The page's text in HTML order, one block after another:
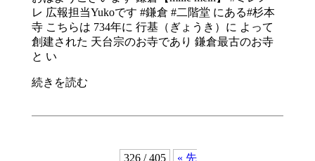
レ 広報担当Yukoです #鎌倉 #二階堂 にある#杉本
寺 こちらは 734年に 行基（ぎょうき）に よって
創建された 天台宗のお寺であり 鎌倉最古のお寺
と い
続きを読む
326 / 405
« 先